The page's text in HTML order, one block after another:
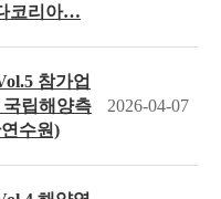
코리아…
참가업
립해양측
수원)
2026-04-07